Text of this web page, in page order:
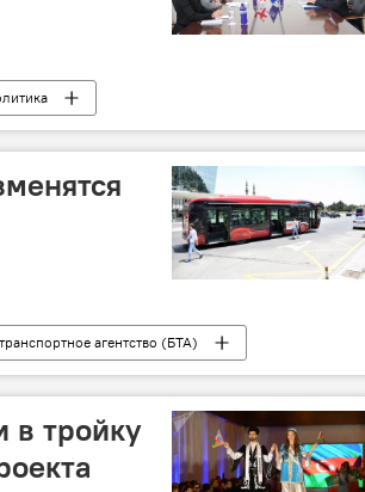
агентство (БТА)
в тройку